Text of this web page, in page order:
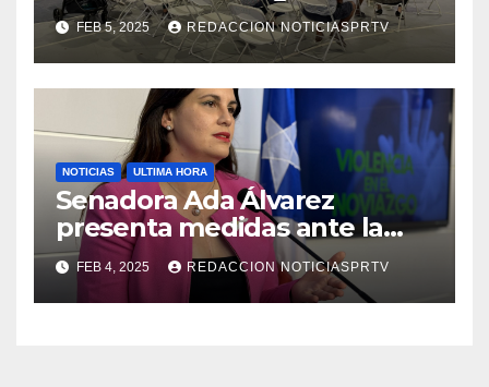
Reparto Metropolitano
FEB 5, 2025 REDACCION NOTICIASPRTV
NOTICIAS ULTIMA HORA
Senadora Ada Álvarez
presenta medidas ante la
violencia en el noviazgo
FEB 4, 2025 REDACCION NOTICIASPRTV